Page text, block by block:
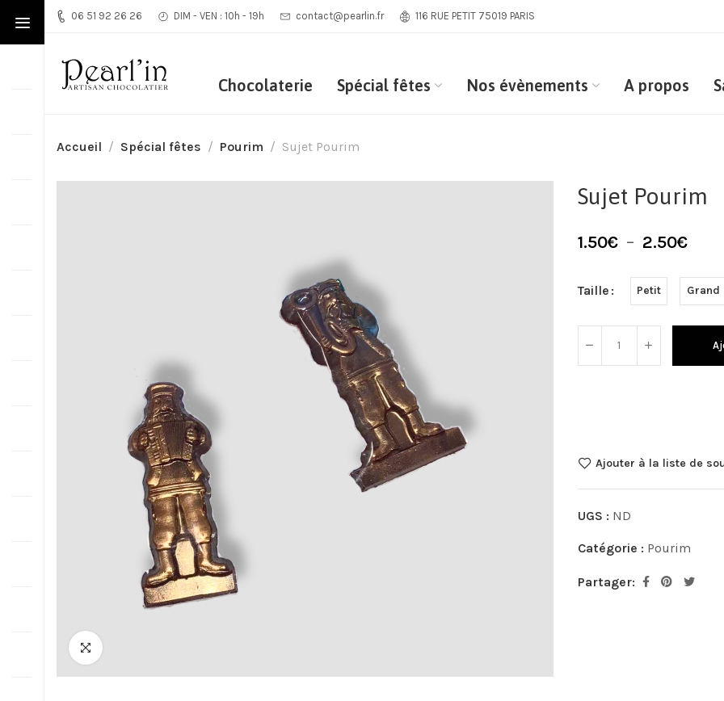
06 51 92 26 26 DIM - VEN : 10h - 19h contact@pearlin.fr 116 RUE PETIT 75019 PARIS
Chocolaterie Spécial fêtes Nos évènements A propos
Accueil Spécial fêtes Pourim Sujet Pourim
Sujet Pourim
1.50€ – 2.50€
Taille Petit Grand
Ajouter à la liste de
UGS : ND
Catégorie : Pourim
Partager: